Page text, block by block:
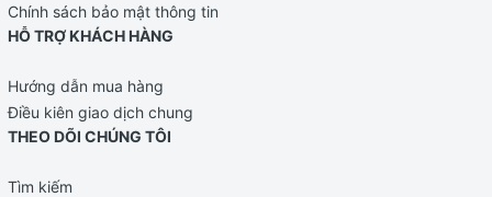
Chính sách bảo mật thông tin
HỖ TRỢ KHÁCH HÀNG
Hướng dẫn mua hàng
Điều kiên giao dịch chung
THEO DÕI CHÚNG TÔI
Tìm kiếm